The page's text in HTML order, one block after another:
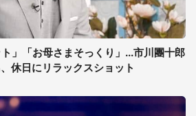
ト」「お母さまそっくり」...市川團十郎
休日にリラックスショット